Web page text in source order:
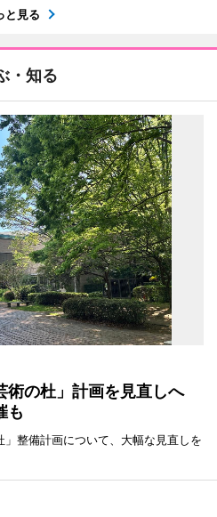
と見る
・知る
術の杜」計画を見直しへ
も
整備計画について、大幅な見直しを